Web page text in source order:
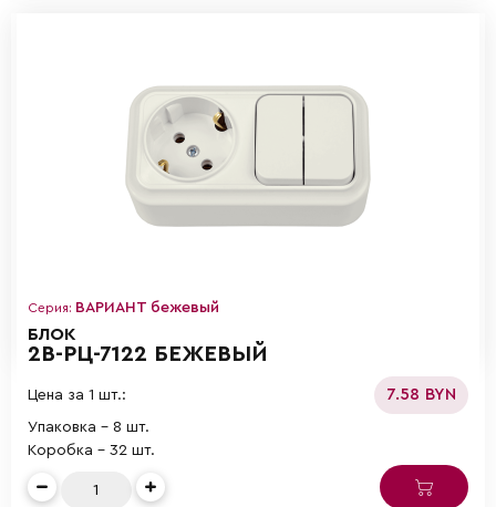
Серия: ВАРИАНТ бежевый
БЛОК
2В-РЦ-7122 БЕЖЕВЫЙ
Цена за 1 шт.: 7.58 BYN
Упаковка - 8 шт.
Коробка - 32 шт.